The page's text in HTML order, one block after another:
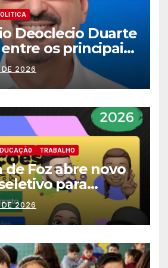
Deoclecio Duarte
os principais
Brasil para
DE 2026
TRABALHO
Foz abre novo
para
DE 2026